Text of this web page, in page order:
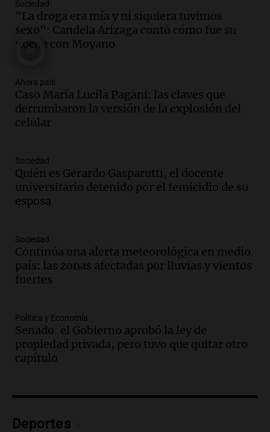
Audio.
homicidio tras muerte de su esposa en
accidente automovilístico
Noticias
Audio.
en suspenso a hombre que simuló robo
de millones en San Luis
Panorama Federal
reconstrucción de 373 lozas en la
autopista de las Serranías Puntanas
Panorama Federal
Episodios
en Córdoba: casi 1.500 llamados por
incidentes
Noticias
Episodios
mientras el gobierno lucha por avanzar
en el Senado
Noticias
Episodios
que se avecina"
Episodios
Sociedad
"La droga era mía y ni siquiera tuvimos
sexo": Candela Arizaga contó cómo fue su
noche con Moyano
Ahora país
Caso María Lucila Pagani: las claves que
derrumbaron la versión de la explosión del
celular
Sociedad
Quién es Gerardo Gasparutti, el docente
universitario detenido por el femicidio de su
esposa
Sociedad
Continúa una alerta meteorológica en medio
país: las zonas afectadas por lluvias y vientos
fuertes
Política y Economía
Senado: el Gobierno aprobó la ley de
propiedad privada, pero tuvo que quitar otro
capítulo
Deportes